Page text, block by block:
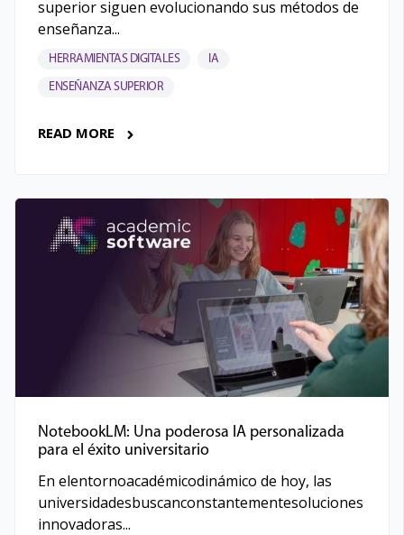
superior siguen evolucionando sus métodos de
enseñanza...
HERRAMIENTAS DIGITALES IA
ENSEÑANZA SUPERIOR
READ MORE
NotebookLM: Una poderosa IA personalizada
para el éxito universitario
En elentornoacadémicodinámico de hoy, las
universidadesbuscanconstantementesoluciones
innovadoras...